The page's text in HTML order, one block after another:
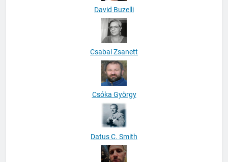
David Buzelli
Csabai Zsanett
Csóka György
Datus C. Smith